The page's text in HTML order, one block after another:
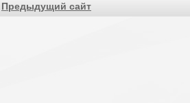
Предыдущий сайт